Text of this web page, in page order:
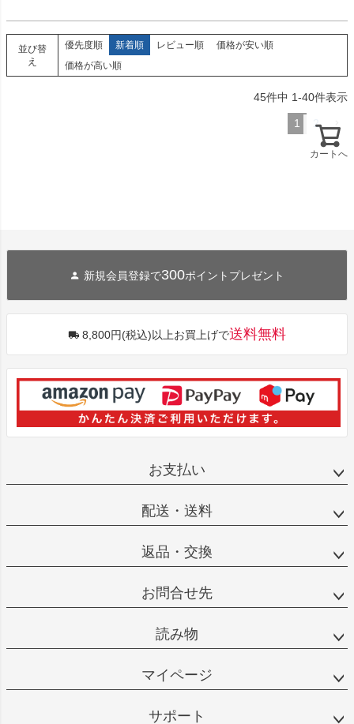
並び替
え
優先度順 新着順 レビュー順
価格が安い順
価格が高い順
45件中 1-40件表示
1 2
カートへ
新規会員登録で300ポイントプレゼント
8,800円(税込)以上お買上げで送料無料
お支払い
配送・送料
返品・交換
お問合せ先
読み物
マイページ
サポート